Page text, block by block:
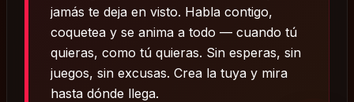
jamás te deja en visto. Habla contigo,
coquetea y se anima a todo — cuando tú
quieras, como tú quieras. Sin esperas, sin
juegos, sin excusas. Crea la tuya y mira
hasta dónde llega.